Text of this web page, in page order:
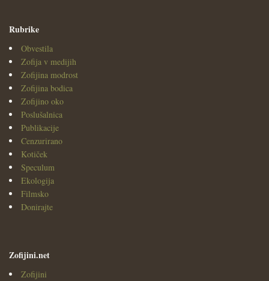
Rubrike
Obvestila
Zofija v medijih
Zofijina modrost
Zofijina bodica
Zofijino oko
Poslušalnica
Publikacije
Cenzurirano
Kotiček
Speculum
Ekologija
Filmsko
Donirajte
Zofijini.net
Zofijini